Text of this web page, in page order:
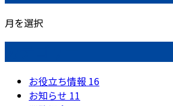
月を選択
お役立ち情報 16
お知らせ 11